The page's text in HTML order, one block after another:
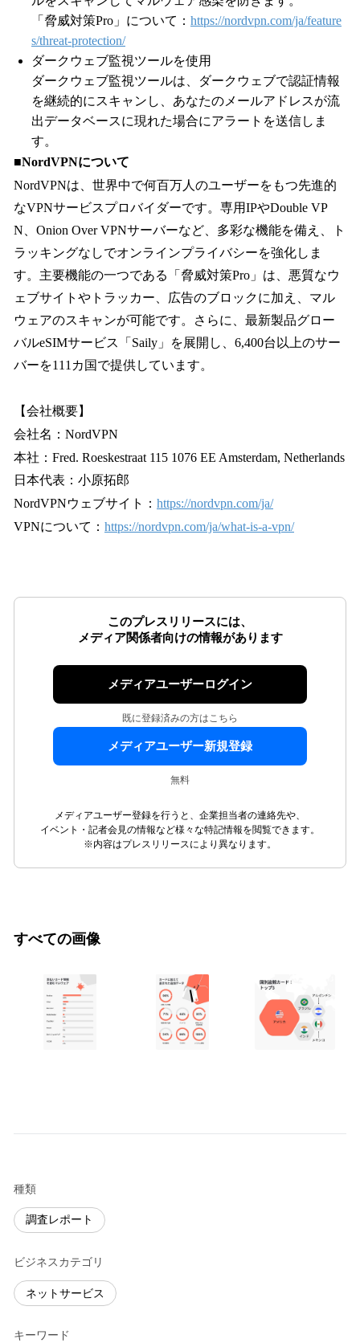
「脅威対策Pro」について： https://nordvpn.com/ja/feature
s/threat-protection/
ダークウェブ監視ツールを使用
ダークウェブ監視ツールは、ダークウェブで認証情報
を継続的にスキャンし、あなたのメールアドレスが流
出データベースに現れた場合にアラートを送信しま
す。
■NordVPNについて
NordVPNは、世界中で何百万人のユーザーをもつ先進的
なVPNサービスプロバイダーです。専用IPやDouble VP
N、Onion Over VPNサーバーなど、多彩な機能を備え、ト
ラッキングなしでオンラインプライバシーを強化しま
す。主要機能の一つである「脅威対策Pro」は、悪質なウ
ェブサイトやトラッカー、広告のブロックに加え、マル
ウェアのスキャンが可能です。さらに、最新製品グロー
バルeSIMサービス「Saily」を展開し、6,400台以上のサー
バーを111カ国で提供しています。
【会社概要】
会社名：NordVPN
本社：Fred. Roeskestraat 115 1076 EE Amsterdam, Netherlands
日本代表：小原拓郎
NordVPNウェブサイト： https://nordvpn.com/ja/
VPNについて： https://nordvpn.com/ja/what-is-a-vpn/
このプレスリリースには、
メディア関係者向けの情報があります
メディアユーザーログイン
既に登録済みの方はこちら
メディアユーザー新規登録
無料
メディアユーザー登録を行うと、企業担当者の連絡先や、
イベント・記者会見の情報など様々な特記情報を閲覧できます。
※内容はプレスリリースにより異なります。
すべての画像
種類
調査レポート
ビジネスカテゴリ
ネットサービス
キーワード